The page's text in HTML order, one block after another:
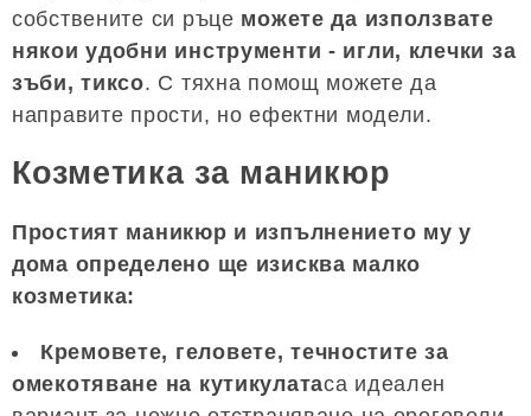
собствените си ръце можете да използвате
някои удобни инструменти - игли, клечки за
зъби, тиксо. С тяхна помощ можете да
направите прости, но ефектни модели.
Козметика за маникюр
Простият маникюр и изпълнението му у
дома определено ще изисква малко
козметика:
Кремовете, геловете, течностите за
омекотяване на кутикулатаса идеален